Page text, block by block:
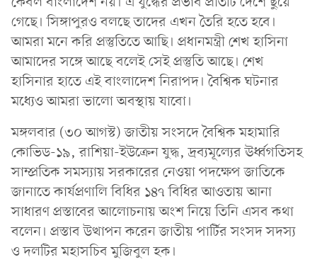
গেছে। সিঙ্গাপুরও বলছে তাদের এখন তৈরি হতে হবে।
আমরা মনে করি প্রস্তুতিতে আছি। প্রধানমন্ত্রী শেখ হাসিনা
আমাদের সঙ্গে আছে বলেই সেই প্রস্তুতি আছে। শেখ
হাসিনার হাতে এই বাংলাদেশ নিরাপদ। বৈশ্বিক ঘটনার
মধ্যেও আমরা ভালো অবস্থায় যাবো।
মঙ্গলবার (৩০ আগস্ট) জাতীয় সংসদে বৈশ্বিক মহামারি
কোভিড-১৯, রাশিয়া-ইউক্রেন যুদ্ধ, দ্রব্যমূল্যের ঊর্ধ্বগতিসহ
সাম্প্রতিক সমস্যায় সরকারের নেওয়া পদক্ষেপ জাতিকে
জানাতে কার্যপ্রণালি বিধির ১৪৭ বিধির আওতায় আনা
সাধারণ প্রস্তাবের আলোচনায় অংশ নিয়ে তিনি এসব কথা
বলেন। প্রস্তাব উত্থাপন করেন জাতীয় পার্টির সংসদ সদস্য
ও দলটির মহাসচিব মুজিবুল হক।